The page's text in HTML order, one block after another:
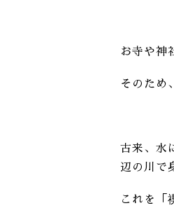
お寺や神
そのため
古来、水
辺の川で
これを「